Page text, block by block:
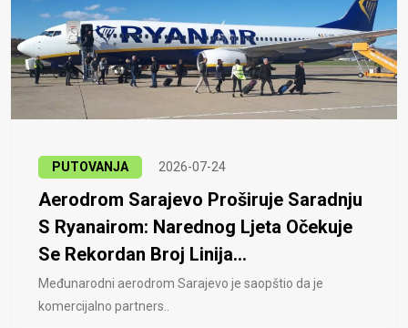
PUTOVANJA 2026-07-24
Aerodrom Sarajevo Proširuje Saradnju
S Ryanairom: Narednog Ljeta Očekuje
Se Rekordan Broj Linija...
Međunarodni aerodrom Sarajevo je saopštio da je
komercijalno partners..